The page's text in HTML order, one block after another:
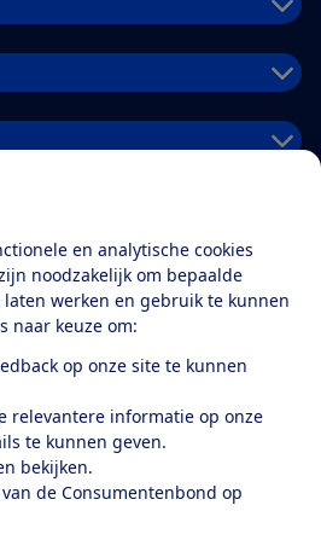
en analytische cookies
noodzakelijk om bepaalde
werken en gebruik te kunnen
naar keuze om:
op onze site te kunnen
relevantere informatie op onze
te kunnen geven.
bekijken.
de Consumentenbond op
de
Privacyverklaring